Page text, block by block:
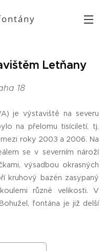
Letňany
18
je výstaviště na severu
na přelomu tisíciletí, tj.
mezi roky 2003 a 2006. Na
se v severním nároží
výsadbou okrasných
kruhový bazén zasypaný
různé velikosti. V
fontána je již delší